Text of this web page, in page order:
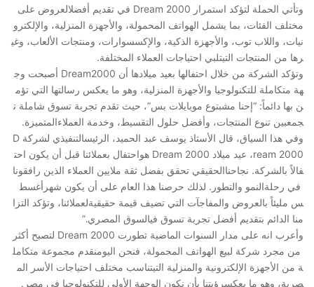
وتأتي الحملة لتؤكد استمرار Dream 2000 في تقديم أفضلالعروض على
مختلف الفئات، بما يشمل الهواتف المحمولة، والأجهزة المنزلية، والإلكترو
نيات، واللاب توب، والأجهزة الذكية، والإكسسوارات، ومنتجات الألعاب، وغي
رها من المنتجات التيتلبي احتياجات العملاء المختلفة.
وتؤكد الشركة من خلال احتفالها بعيد ميلادها أن Dream2000 أصبحت وج
هة متكاملة للتكنولوجيا والأجهزة المنزلية، وهو ما يعكس رسالتها التي تؤم
ن بها دائماً: “إحنا مشبتوع موبايلات بس”، حيث تقدم تجربة تسوق شاملة ت
جمعبين تنوع المنتجات، وأفضل حلول التقسيط، وخدمة العملاءالمتميزة.
وفي هذا السياق، قال الأستاذ يوسف عبد الحميد، الرئيسالتنفيذي لشركة D
ream 2000، عيد ميلاد Dream 2000 هواحتفال بعملائنا قبل أن يكون احت
فالاً بالشركة. نجاحناالحقيقي تحقق بفضل ثقة ملايين العملاء الذين رافقونا
في رحلةالنمو والتطور. لذلك حرصنا هذا العام على أن يكون شهرأغسط
س مليئاً بالعروض والمفاجآت التي تضيف قيمة حقيقيةلعملائنا، وتؤكد التزا
منا الدائم بتقديم أفضل تجربة تسوق فيالسوق المصري.”
وأعرب انه على مدار السنوات الماضية تطورت Dream 2000 لتصبح أكثر
من مجرد شركة لبيع الهواتف المحمولة، فنحن اليومنقدم مجموعة متكامل
ة من الأجهزة الإلكترونية والمنزلية التيتناسب مختلف احتياجات الأسر الم
صرية، وهو ما يعكسرؤيتنا بأن نكون الوجهة الأولى للتكنولوجيا في مصر.